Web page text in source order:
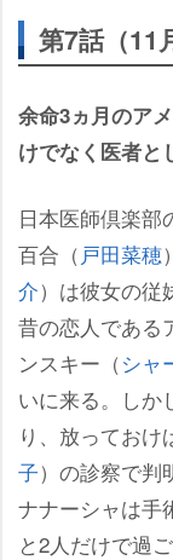
第7話（11
余命3ヵ月のア
けでなく医者と
日本医師倶楽部
百合（ 戸田菜穂
介）は彼女の従
昔の恋人である
ンスキー（シャ
いに来る。しか
り、放っておけ
子）の診察で判
ナナーシャは手
と2人だけで過